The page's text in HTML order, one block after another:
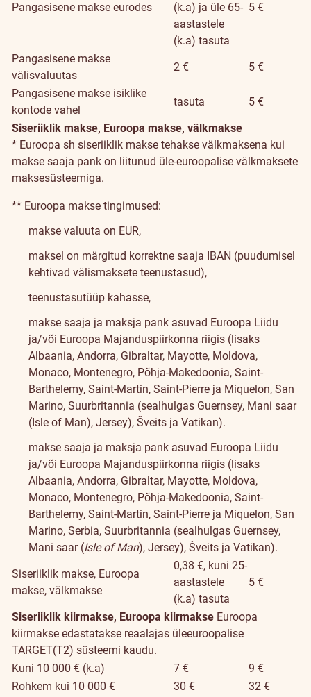
Pangasisene makse eurodes
(k.a) ja üle 65-
aastastele
(k.a) tasuta
5 €
Pangasisene makse
välisvaluutas
2 €
5 €
Pangasisene makse isiklike
kontode vahel
tasuta
5 €
Siseriiklik makse, Euroopa makse, välkmakse
* Euroopa sh siseriiklik makse tehakse välkmaksena kui
makse saaja pank on liitunud üle-euroopalise välkmaksete
maksesüsteemiga.
** Euroopa makse tingimused:
makse valuuta on EUR,
maksel on märgitud korrektne saaja IBAN (puudumisel
kehtivad välismaksete teenustasud),
teenustasutüüp kahasse,
makse saaja ja maksja pank asuvad Euroopa Liidu
ja/või Euroopa Majanduspiirkonna riigis (lisaks
Albaania, Andorra, Gibraltar, Mayotte, Moldova,
Monaco, Montenegro, Põhja-Makedoonia, Saint-
Barthelemy, Saint-Martin, Saint-Pierre ja Miquelon, San
Marino, Suurbritannia (sealhulgas Guernsey, Mani saar
(Isle of Man), Jersey), Šveits ja Vatikan).
makse saaja ja maksja pank asuvad Euroopa Liidu
ja/või Euroopa Majanduspiirkonna riigis (lisaks
Albaania, Andorra, Gibraltar, Mayotte, Moldova,
Monaco, Montenegro, Põhja-Makedoonia, Saint-
Barthelemy, Saint-Martin, Saint-Pierre ja Miquelon, San
Marino, Serbia, Suurbritannia (sealhulgas Guernsey,
Mani saar (Isle of Man), Jersey), Šveits ja Vatikan).
Siseriiklik makse, Euroopa
makse, välkmakse
0,38 €, kuni 25-
aastastele
(k.a) tasuta
5 €
Siseriiklik kiirmakse, Euroopa kiirmakse Euroopa
kiirmakse edastatakse reaalajas üleeuroopalise
TARGET(T2) süsteemi kaudu.
Kuni 10 000 € (k.a)
7 €
9 €
Rohkem kui 10 000 €
30 €
32 €